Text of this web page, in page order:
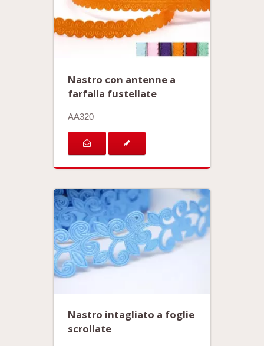
Nastro con antenne a
farfalla fustellate
AA320
Nastro intagliato a foglie
scrollate